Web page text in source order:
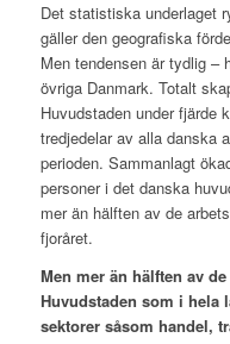
Det statistiska underlaget
gäller den geografiska
Men tendensen är tydlig –
övriga Danmark. Totalt
Huvudstaden under fjärde
tredjedelar av alla danska
perioden. Sammanlagt
personer i det danska
mer än hälften av de
fjoråret.
Men mer än hälften av
Huvudstaden som i hela
sektorer såsom handel,